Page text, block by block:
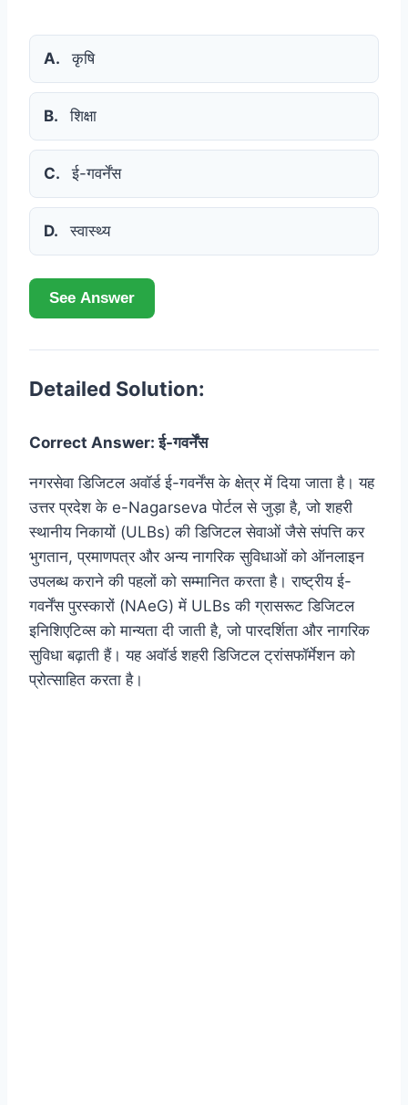
A. कृषि
B. शिक्षा
C. ई-गवर्नेंस
D. स्वास्थ्य
See Answer
Detailed Solution:
Correct Answer: ई-गवर्नेंस
नगरसेवा डिजिटल अवॉर्ड ई-गवर्नेंस के क्षेत्र में दिया जाता है। यह
उत्तर प्रदेश के e-Nagarseva पोर्टल से जुड़ा है, जो शहरी
स्थानीय निकायों (ULBs) की डिजिटल सेवाओं जैसे संपत्ति कर
भुगतान, प्रमाणपत्र और अन्य नागरिक सुविधाओं को ऑनलाइन
उपलब्ध कराने की पहलों को सम्मानित करता है। राष्ट्रीय ई-
गवर्नेंस पुरस्कारों (NAeG) में ULBs की ग्रासरूट डिजिटल
इनिशिएटिव्स को मान्यता दी जाती है, जो पारदर्शिता और नागरिक
सुविधा बढ़ाती हैं। यह अवॉर्ड शहरी डिजिटल ट्रांसफॉर्मेशन को
प्रोत्साहित करता है।